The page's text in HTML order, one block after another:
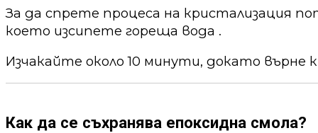
За да спрете процеса на кристализация
което изсипете гореща вода .
Изчакайте около 10 минути, докато върне
Как да се съхранява епоксидна смола?